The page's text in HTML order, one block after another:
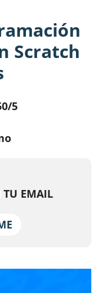
Scratch
5
TU EMAIL